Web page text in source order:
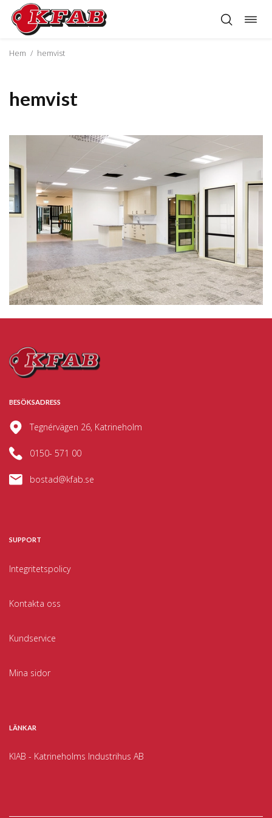
Hoppa
innehåll
Hem / hemvist
hemvist
BESÖKSADRESS
Tegnérvägen 26, Katrineholm
0150- 571 00
bostad@kfab.se
SUPPORT
Integritetspolicy
Kontakta oss
Kundservice
Mina sidor
LÄNKAR
KIAB - Katrineholms Industrihus AB